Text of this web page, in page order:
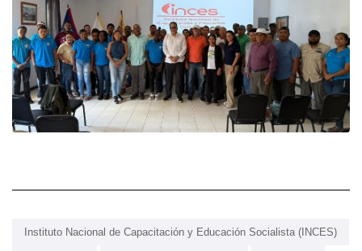
Instituto Nacional de Capacitación y Educación Socialista (INCES)